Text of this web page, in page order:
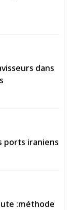
dans
ports iraniens
:méthode